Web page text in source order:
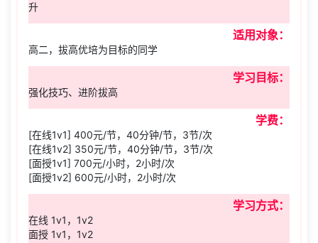
升
适用对象：
高二，拔高优培为目标的同学
学习目标：
强化技巧、进阶拔高
学费：
[在线1v1] 400元/节，40分钟/节，3节/次
[在线1v2] 350元/节，40分钟/节，3节/次
[面授1v1] 700元/小时，2小时/次
[面授1v2] 600元/小时，2小时/次
学习方式：
在线 1v1，1v2
面授 1v1，1v2